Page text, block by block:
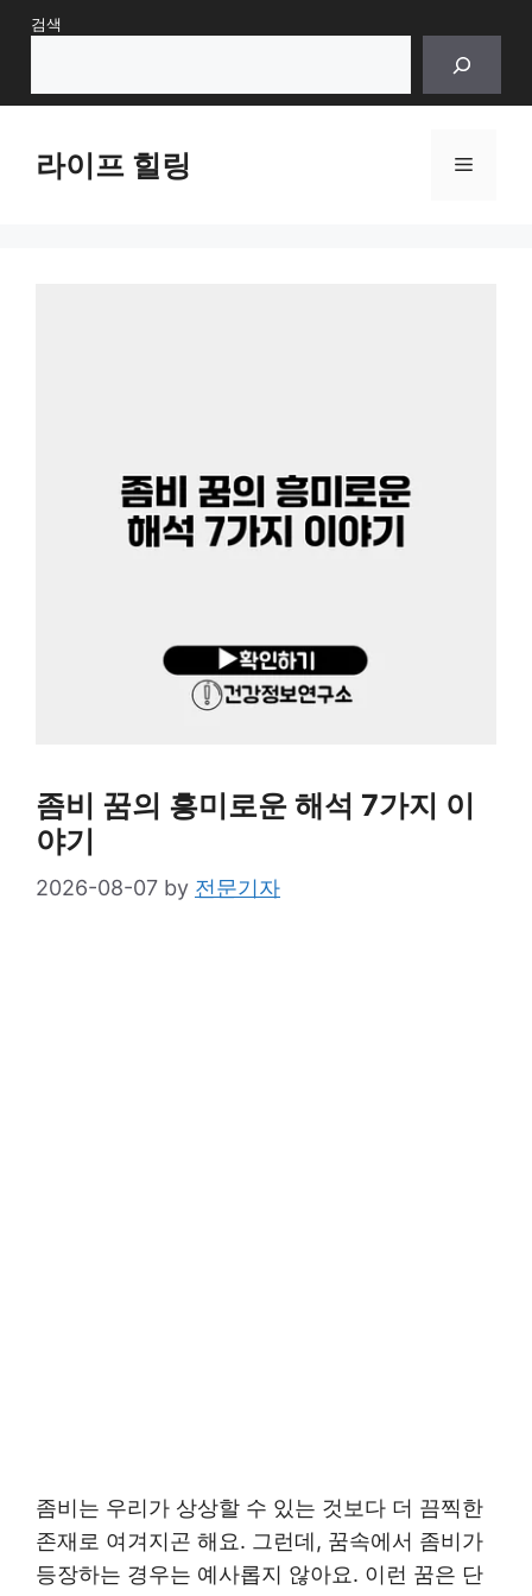
Skip검색
라이프 힐링 Menu
좀비 꿈의 흥미로운 해석 7가지 이
야기
2026-08-07 by 전문기자
좀비는 우리가 상상할 수 있는 것보다 더 끔찍한
존재로 여겨지곤 해요. 그런데, 꿈속에서 좀비가
등장하는 경우는 예사롭지 않아요. 이런 꿈은 단